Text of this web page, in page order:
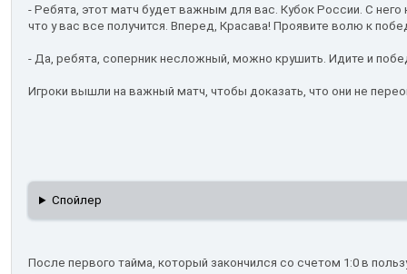
- Ребята, этот матч будет важным для вас. Кубок России. С
что у вас все получится. Вперед, Красава! Проявите волю к
- Да, ребята, соперник несложный, можно крушить. Идите и
Игроки вышли на важный матч, чтобы доказать, что они не
Спойлер
После первого тайма, который закончился со счетом 1:0 в